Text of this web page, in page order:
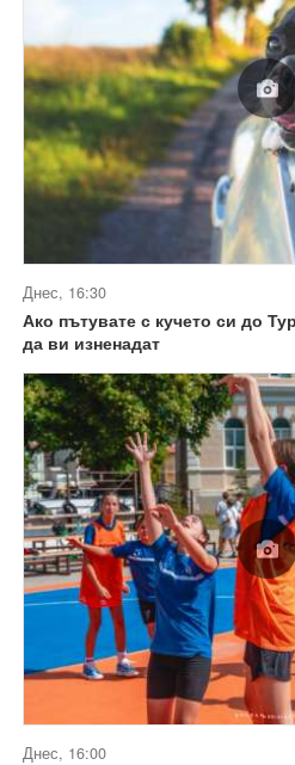
Днес, 16:30
Ако пътувате с кучето си до
да ви изненадат
Днес, 16:00